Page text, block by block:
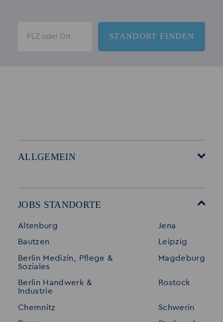
ALLGEMEIN
Für Bewerber
Stellenangebote
Initiativ bewerben
Merkzettel
Standorte
Referenzen
Interne Jobs
JOBS STANDORTE
Altenburg
Bautzen
Berlin Medizin, Pflege &
Soziales
Berlin Handwerk &
Industrie
Chemnitz
Jena
Leipzig
Magdeburg
Rostock
Schwerin